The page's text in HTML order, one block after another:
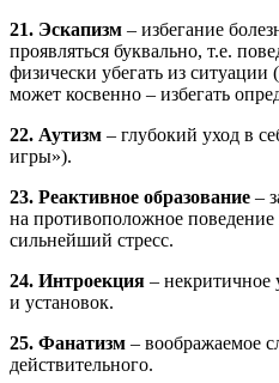
21. Эскапизм – избегание
проявляться буквально, т.е.
физически убегать из ситуации
может косвенно – избегать
22. Аутизм – глубокий уход в
игры»).
23. Реактивное образование –
на противоположное поведение
сильнейший стресс.
24. Интроекция – некритичное
и установок.
25. Фанатизм – воображаемое
действительного.